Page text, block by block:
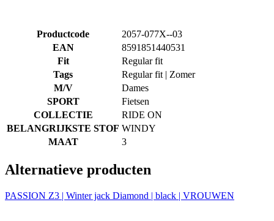
Productcode
2057-077X--03
EAN
8591851440531
Fit
Regular fit
Tags
Regular fit | Zomer
M/V
Dames
SPORT
Fietsen
COLLECTIE
RIDE ON
BELANGRIJKSTE STOF WINDY
MAAT
3
Alternatieve producten
PASSION Z3 | Winter jack Diamond | black | VROUWEN